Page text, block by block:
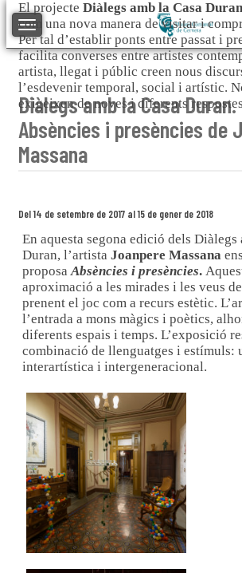
Toggle navigation
Diàlegs amb la Casa Duran.
Absències i presències de
Massana
Del 14 de setembre de 2017 al 15 de gener de 2018
El projecte Diàlegs amb la Casa Duran
com una nova manera de visitar i
Per tal d’establir ponts entre passat i
facilita converses entre artistes
artista, llegat i públic creen nous
l’esdevenir temporal, social i artístic.
exigeixen de noves i diferents
En aquesta segona edició dels Diàlegs
Duran, l’artista Joanpere Massana ens
proposaAbsències i presències.
aproximació a les mirades i les veus
prenent el joc com a recurs estètic.
l’entrada a mons màgics i poètics,
diferents espais i temps. L’exposició
combinació de llenguatges i estímuls:
interartística i intergeneracional.